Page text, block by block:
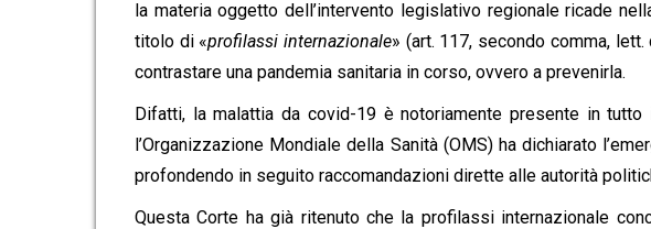
la materia oggetto dell’intervento legislativo regionale ricade
titolo di «profilassi internazionale» (art. 117, secondo comma,
contrastare una pandemia sanitaria in corso, ovvero a prevenirla.
Difatti, la malattia da covid-19 è notoriamente presente in
l’Organizzazione Mondiale della Sanità (OMS) ha dichiarato
profondendo in seguito raccomandazioni dirette alle autorità
Questa Corte ha già ritenuto che la profilassi internazionale